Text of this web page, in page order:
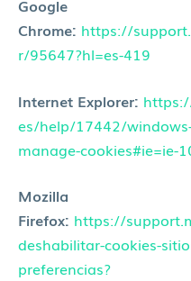
Google
Chrome: https://
r/95647?hl=es-419
Internet Explorer:
es/help/17442/
manage-cookies#ie=ie-
Mozilla
Firefox: https://
deshabilitar-cookies-
preferencias?